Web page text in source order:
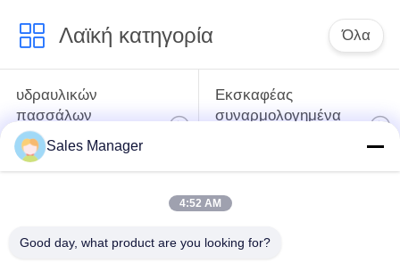
Λαϊκή κατηγορία Όλα
υδραυλικών
πασσάλων
πρόγραμμα
οδήγησης
Εκσκαφέας
συναρμολογημένα
Δευτερεύων οδηγός
Sales Manager
4:52 AM
Good day, what product are you looking for?